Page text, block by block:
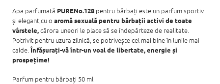
Apa parfumată PURENo.128 pentru bărbați este un parfum sportiv
și elegant,cu o aromă sexuală pentru bărbații activi de toate
vârstele,cărora uneori le place să se îndepărteze de realitate.
Potrivit pentru uzura zilnică, se potrivește cel mai bine în lunile mai
calde.Înfășurați-vă într-un voal de libertate, energie și
prospețime!
Parfum pentru bărbați 50 ml